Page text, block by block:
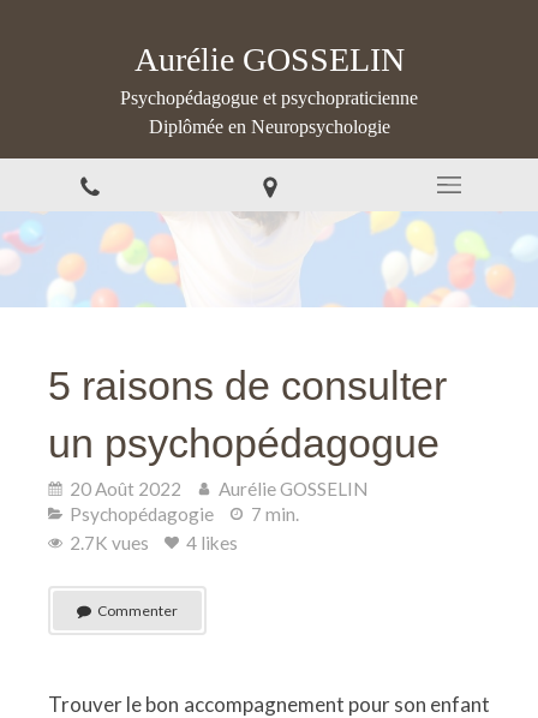
Aurélie GOSSELIN
Psychopédagogue et psychopraticienne
Diplômée en Neuropsychologie
5 raisons de consulter
un psychopédagogue
20 Août 2022
Aurélie GOSSELIN
Psychopédagogie
7 min.
2.7K vues
4 likes
Commenter
Trouver le bon accompagnement pour son enfant